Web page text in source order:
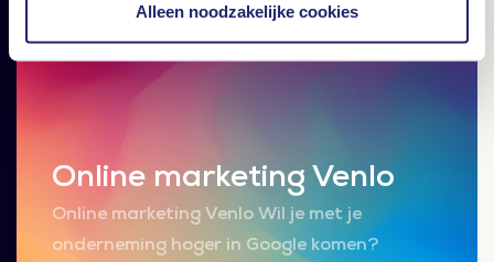
Alleen noodzakelijke cookies
Online marketing Venlo
Online marketing Venlo Wil je met je
onderneming hoger in Google komen?